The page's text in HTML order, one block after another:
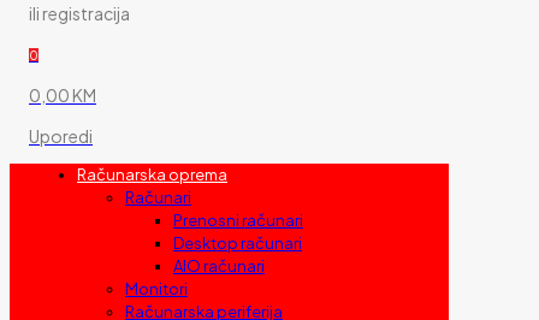
ili registracija
0
0,00 KM
Uporedi
Računarska oprema
Računari
Prenosni računari
Desktop računari
AIO računari
Monitori
Računarska periferija